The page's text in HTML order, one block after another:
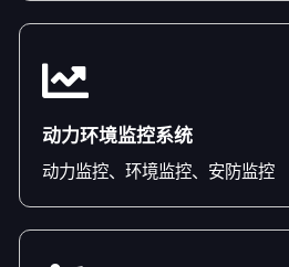
动力环境监控系统
动力监控、环境监控、安防监控